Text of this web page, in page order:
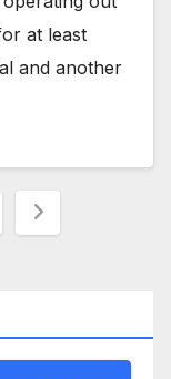
at least
and another